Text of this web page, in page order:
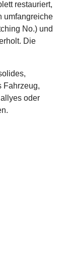
restauriert,
umfangreiche
No.) und
Die
Fahrzeug,
oder